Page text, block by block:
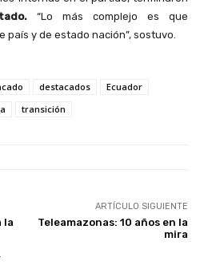
“Lo más complejo es que
país y de estado nación”, sostuvo.
destacados
Ecuador
transición
la
ARTÍCULO SIGUIENTE
Teleamazonas: 10 años en la
mira